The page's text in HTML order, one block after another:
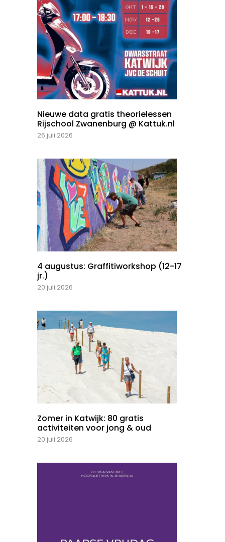
Nieuwe data gratis theorielessen
Rijschool Zwanenburg @ Kattuk.nl
26 juli 2026
4 augustus: Graffitiworkshop (12-17
jr.)
20 juli 2026
Zomer in Katwijk: 80 gratis
activiteiten voor jong & oud
20 juli 2026